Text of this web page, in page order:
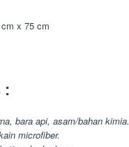
x 75 cm
:
bara api, asam/bahan kimia.
microfiber.